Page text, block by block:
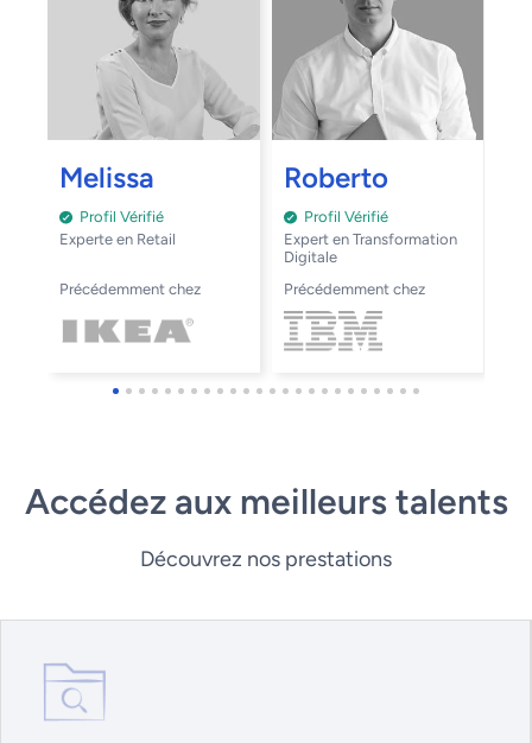
Melissa
Profil Vérifié
Experte en Retail
Précédemment chez
Roberto
Profil Vérifié
Expert en Transformation
Digitale
Précédemment chez
Accédez aux meilleurs talents
Découvrez nos prestations